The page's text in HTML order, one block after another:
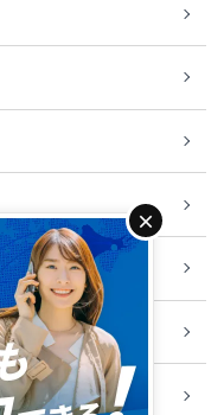
×